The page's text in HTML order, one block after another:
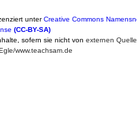
unterCreative Commons
(CC-BY-SA)
sofern sie nicht von externen
www.teachsam.de